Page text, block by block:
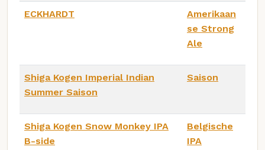
ECKHARDT
Amerikaan
se Strong
Ale
Shiga Kogen Imperial Indian
Summer Saison
Saison
Shiga Kogen Snow Monkey IPA
B-side
Belgische
IPA